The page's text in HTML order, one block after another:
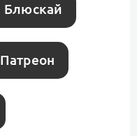
Блюскай
Патреон